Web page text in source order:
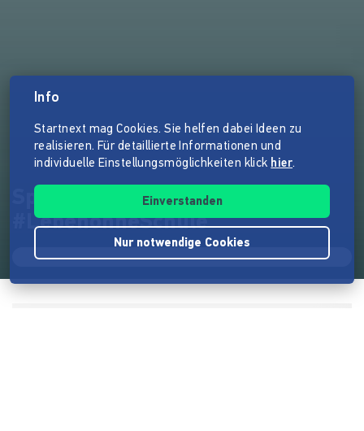
Spielfilm CaRabA
#LebenohneSchule
Info
Startnext mag Cookies. Sie helfen dabei Ideen zu
realisieren. Für detaillierte Informationen und
individuelle Einstellungsmöglichkeiten klick hier.
Einverstanden
Nur notwendige Cookies